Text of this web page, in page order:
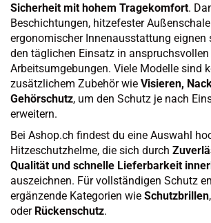
Sicherheit mit hohem Tragekomfort.
Beschichtungen, hitzefester
ergonomischer Innenausstattung eignen
den täglichen Einsatz in anspruchsvollen
Arbeitsumgebungen. Viele Modelle sind
zusätzlichem Zubehör wie Visieren,
Gehörschutz, um den Schutz je nach
erweitern.
Bei Ashop.ch findest du eine Auswahl
Hitzeschutzhelme, die sich durch
Qualität und schnelle Lieferbarkeit
auszeichnen. Für vollständigen Schutz
ergänzende Kategorien wie Schutzbrillen,
oder Rückenschutz.